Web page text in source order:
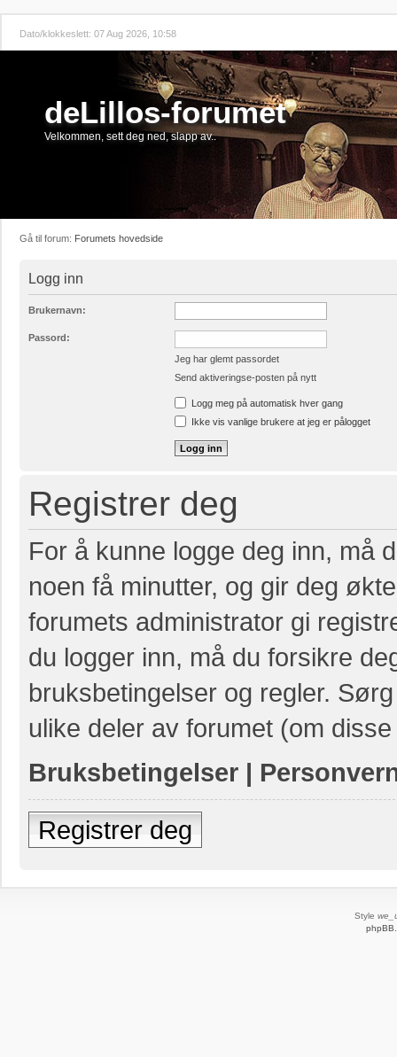
Dato/klokkeslett: 07 Aug 2026, 10:58
deLillos-forumet
Velkommen, sett deg ned, slapp av..
Gå til forum: Forumets hovedside
Logg inn
Brukernavn:
Passord:
Jeg har glemt passordet
Send aktiveringse-posten på nytt
Logg meg på automatisk hver gang
Ikke vis vanlige brukere at jeg er pålogget
Registrer deg
For å kunne logge deg inn, må
noen få minutter, og gir deg
forumets administrator gi
du logger inn, må du forsikre
bruksbetingelser og regler.
ulike deler av forumet (om
Bruksbetingelser |
Registrer deg
Style